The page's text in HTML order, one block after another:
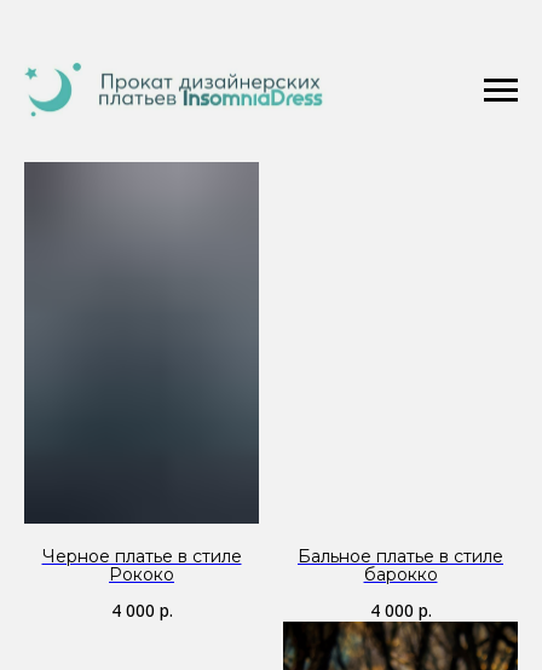
Черное платье в стиле
Рококо
4 000 р.
Бальное платье в стиле
барокко
4 000 р.